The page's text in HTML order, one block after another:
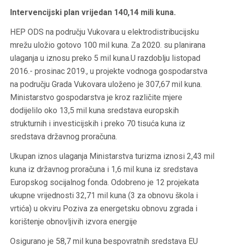
Intervencijski plan vrijedan 140,14 mili kuna.
HEP ODS na području Vukovara u elektrodistribucijsku
mrežu uložio gotovo 100 mil kuna. Za 2020. su planirana
ulaganja u iznosu preko 5 mil kuna.U razdoblju listopad
2016.- prosinac 2019., u projekte vodnoga gospodarstva
na području Grada Vukovara uloženo je 307,67 mil kuna.
Ministarstvo gospodarstva je kroz različite mjere
dodijelilo oko 13,5 mil kuna sredstava europskih
strukturnih i investicijskih i preko 70 tisuća kuna iz
sredstava državnog proračuna.
Ukupan iznos ulaganja Ministarstva turizma iznosi 2,43 mil
kuna iz državnog proračuna i 1,6 mil kuna iz sredstava
Europskog socijalnog fonda. Odobreno je 12 projekata
ukupne vrijednosti 32,71 mil kuna (3 za obnovu škola i
vrtića) u okviru Poziva za energetsku obnovu zgrada i
korištenje obnovljivih izvora energije
Osigurano je 58,7 mil kuna bespovratnih sredstava EU